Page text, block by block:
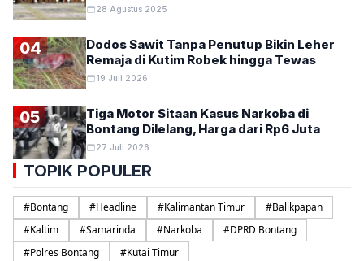
28 Agustus 2025
04
Dodos Sawit Tanpa Penutup Bikin Leher
Remaja di Kutim Robek hingga Tewas
19 Juli 2026
05
Tiga Motor Sitaan Kasus Narkoba di
Bontang Dilelang, Harga dari Rp6 Juta
27 Juli 2026
TOPIK POPULER
#Bontang #Headline #Kalimantan Timur #Balikpapan
#Kaltim #Samarinda #Narkoba #DPRD Bontang
#Polres Bontang #Kutai Timur